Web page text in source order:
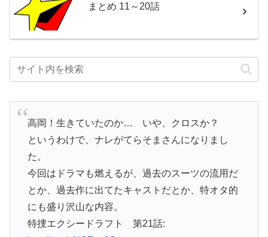
まとめ 11～20話
高岡！生きていたのか… いや、クロスか？
というわけで、ナレがてらそまさんになりまし
た。
今回はドラマも燃えるが、過去のスーツの流用だ
とか、過去作に出てたキャストだとか、特オタ的
にも盛り沢山な内容。
特捜エクシードラフト 第21話: